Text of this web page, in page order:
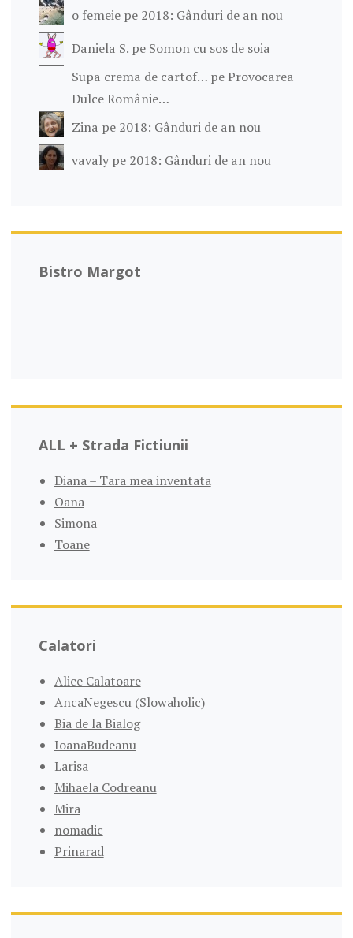
o femeiepe 2018: Gânduri de an nou
Daniela S.pe Somon cu sos de soia
Supa crema de cartof…peProvocarea
Dulce Românie…
Zina pe 2018: Gânduri de an nou
vavalype 2018: Gânduri de an nou
Bistro Margot
ALL + Strada Fictiunii
Diana – Tara mea inventata
Oana
Simona
Toane
Calatori
Alice Calatoare
AncaNegescu (Slowaholic)
Bia de la Bialog
IoanaBudeanu
Larisa
Mihaela Codreanu
Mira
nomadic
Prinarad